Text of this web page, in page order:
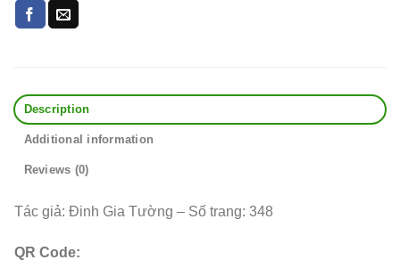
Description
Additional information
Reviews (0)
Tác giả: Đinh Gia Tường – Số trang: 348
QR Code: